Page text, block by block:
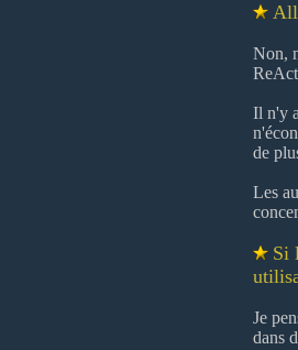
Non,
Il n'y
de
Les
Si
Je
dans